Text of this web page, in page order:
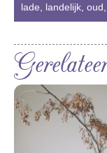
lade
landelijk oud